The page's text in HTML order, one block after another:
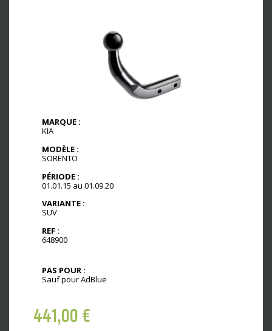
MARQUE :
KIA
MODÈLE :
SORENTO
PÉRIODE :
01.01.15 au 01.09.20
VARIANTE :
SUV
REF :
648900
PAS POUR :
Sauf pour AdBlue
441,00€